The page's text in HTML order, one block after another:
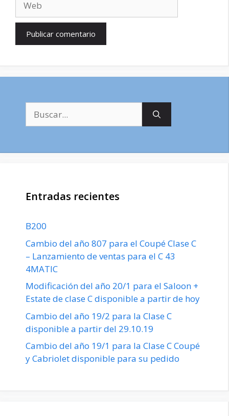
Entradas recientes
B200
Cambio del año 807 para el Coupé Clase C
– Lanzamiento de ventas para el C 43
4MATIC
Modificación del año 20/1 para el Saloon +
Estate de clase C disponible a partir de hoy
Cambio del año 19/2 para la Clase C
disponible a partir del 29.10.19
Cambio del año 19/1 para la Clase C Coupé
y Cabriolet disponible para su pedido